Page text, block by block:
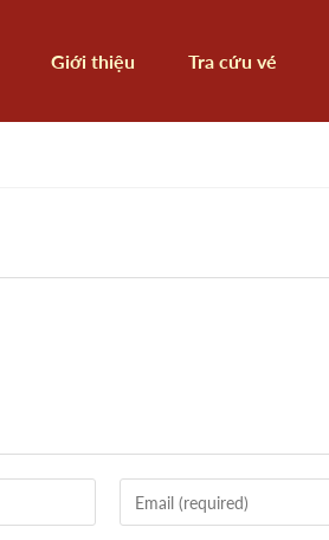
Giới thiệu Tra cứu vé